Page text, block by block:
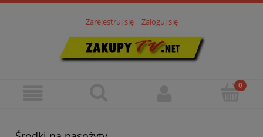
Zarejestruj się Zaloguj się